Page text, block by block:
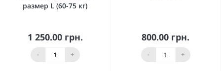
размер L (60-75 кг)
1 250.00 грн.
- +
800.00 грн.
- +